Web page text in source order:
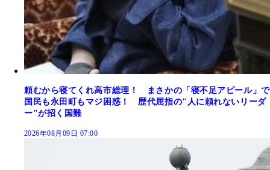
頼むから寝てくれ高市総理！ まさかの「寝不足アピール」で
国民も永田町もマジ困惑！ 歴代屈指の"人に頼れないリーダ
ー"が招く国難
2026年08月09日 07:00